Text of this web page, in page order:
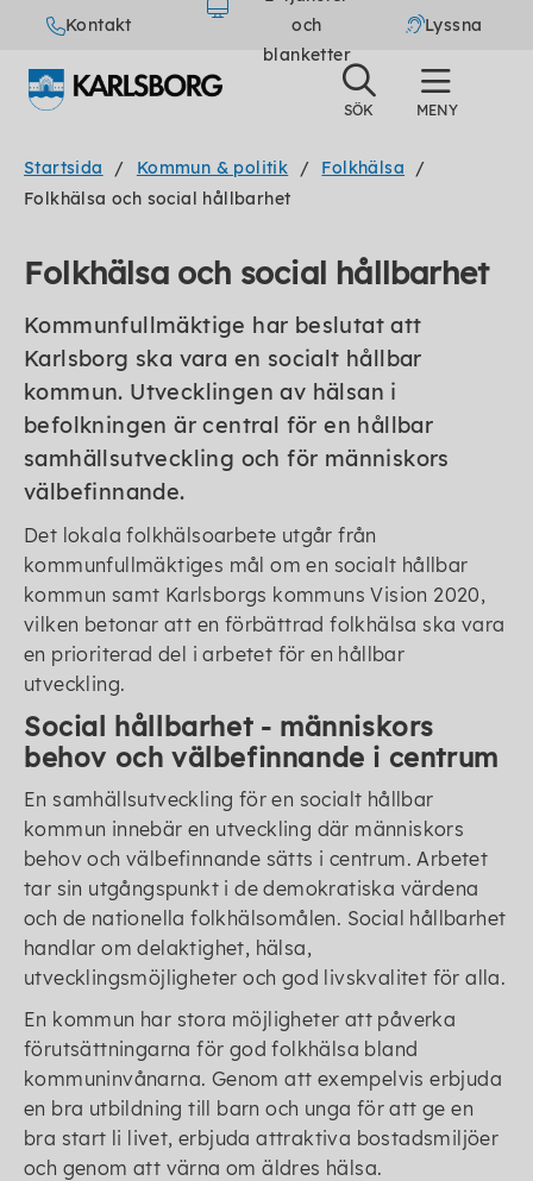
Kontakt
och
blanketter
Lyssna
Startsida Kommun & politik
Folkhälsa
Folkhälsa och social hållbarhet
Folkhälsa och social hållbarhet
Kommunfullmäktige har beslutat att
Karlsborg ska vara en socialt hållbar
kommun. Utvecklingen av hälsan i
befolkningen är central för en hållbar
samhällsutveckling och för människors
välbefinnande.
Det lokala folkhälsoarbete utgår från
kommunfullmäktiges mål om en socialt hållbar
kommun samt Karlsborgs kommuns Vision 2020,
vilken betonar att en förbättrad folkhälsa ska vara
en prioriterad del i arbetet för en hållbar
utveckling.
Social hållbarhet - människors
behov och välbefinnande i centrum
En samhällsutveckling för en socialt hållbar
kommun innebär en utveckling där människors
behov och välbefinnande sätts i centrum. Arbetet
tar sin utgångspunkt i de demokratiska värdena
och de nationella folkhälsomålen. Social hållbarhet
handlar om delaktighet, hälsa,
utvecklingsmöjligheter och god livskvalitet för alla.
En kommun har stora möjligheter att påverka
förutsättningarna för god folkhälsa bland
kommuninvånarna. Genom att exempelvis erbjuda
en bra utbildning till barn och unga för att ge en
bra start li livet, erbjuda attraktiva bostadsmiljöer
och genom att värna om äldres hälsa.